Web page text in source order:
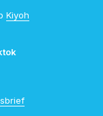
Kiyoh